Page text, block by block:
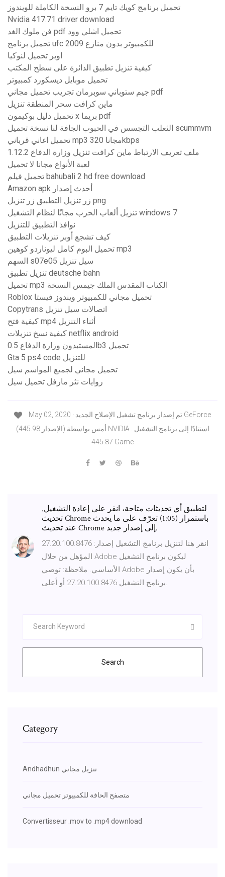
تحميل برنامج كويك تايم 7 برو النسخة الكاملة للويندوز
Nvidia 417.71 driver download
فن ملوك الغد pdf تحميل اشلي وود
تحميل برنامج ufc 2009 للكمبيوتر بدون منازع
اوبر تحميل لنوكيا
كيفية تنزيل تطبيق الدائرة على سطح المكتب
تحميل موبايل ديسكورد كمبيوتر
جيم ستوباني سوبرمان تجريب تحميل مجاني pdf
ماين كرافت سحر المنطقة تنزيل
تحميل دليل بوكيمون x بريما pdf
الثعلب التجسس في الحبوب الجافة لنا نسخة تحميل scummvm
تحميل اغاني قرباني mp3 مجانا 320kbps
ملف تعريف الارتباط ماين كرافت تنزيل وزارة الدفاع 1.12.2
لعبة الأنواع مجانا لا تحميل
تحميل فيلم bahubali 2 hd free download
Amazon apk أحدث إصدار
زر تنزيل التطبيق زر تنزيل png
تنزيل ألعاب الحرب مجانًا لنظام التشغيل windows 7
نوافذ التطبيق للتنزيل
كيف تشجع أوبر تنزيلات التطبيق
تحميل البوم كامل ليوناردو كوهين mp3
السهم s07e05 سيل تنزيل
تنزيل تطبيق deutsche bahn
تحميل mp3 الكتاب المقدس الملك جيمس النسخة
Roblox تحميل مجاني للكمبيوتر ويندوز فيستا
Copytrans اتصالات سيل تنزيل
كيفية فتح mp4 أثناء التنزيل
كيفية نسخ تنزيلات netflix android
المستبدون وزارة الدفاع 0.5b3 تحميل
Gta 5 ps4 code للتنزيل
تحميل مجاني لجميع المواسم سيل
روايات نثر مارفل تحميل سيل
May 02, 2020 · تم إصدار برنامج تشغيل الإصلاح الجديد GeForce
(الإصدار 445.98) أمس بواسطة NVIDIA . استنادًا إلى برنامج التشغيل
445.87 Game
لتطبيق أي تحديثات متاحة، انقر على إعادة التشغيل.
تحديث Chrome باستمرار (1:05) تعرّف على ما يحدث
عند تحديث Chrome إلى إصدار جديد.
انقر هنا لتنزيل برنامج التشغيل إصدار: 27.20.100.8476
المؤهل من خلال Adobe ليكون برنامج التشغيل
الأساسي. ملاحظة: توصي Adobe بأن يكون إصدار
برنامج التشغيل 27.20.100.8476 أو أعلى.
Search
Category
Andhadhun تنزيل مجاني
متصفح الحافة للكمبيوتر تحميل مجاني
Convertisseur .mov to .mp4 download